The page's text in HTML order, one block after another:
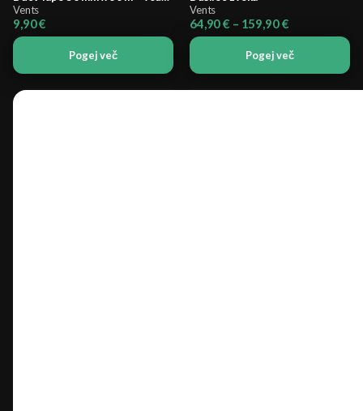
Vents
9,90€
Pogej več
Vents
64,90€ – 159,90€Cenovni
razpon:
od
64,90 €
do
Pogej več